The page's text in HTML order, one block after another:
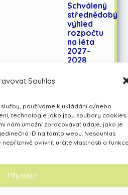
Souhlas
používáme k ukládání a/nebo
technologie jako jsou soubory cookies.
nám umožní zpracovávat údaje, jako je
ID na tomto webu. Nesouhlas
ovlivnit určité vlastnosti a
Příjmout
Schválený
střednědobý
výhled
rozpočtu
na léta
2027-
2028
by Avarita